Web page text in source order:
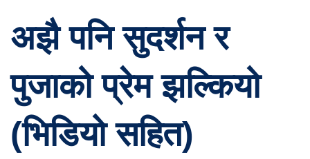
अझै पनि सुदर्शन र
पुजाको प्रेम झल्कियो
(भिडियो सहित)